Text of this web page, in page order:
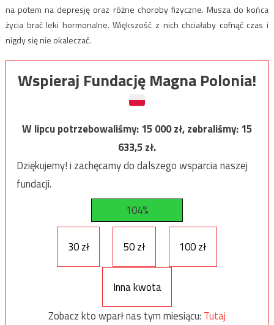
na potem na depresję oraz różne choroby fizyczne. Musza do końca
życia brać leki hormonalne. Większość z nich chciałaby cofnąć czas i
nigdy się nie okaleczać.
Wspieraj Fundację Magna Polonia!
W lipcu potrzebowaliśmy:15 000zł, zebraliśmy:15
633,5zł.
Dziękujemy! i zachęcamy do dalszego wsparcia naszej
fundacji.
104%
30 zł 50 zł 100 zł
Inna kwota
Zobacz kto wparł nas tym miesiącu: Tutaj